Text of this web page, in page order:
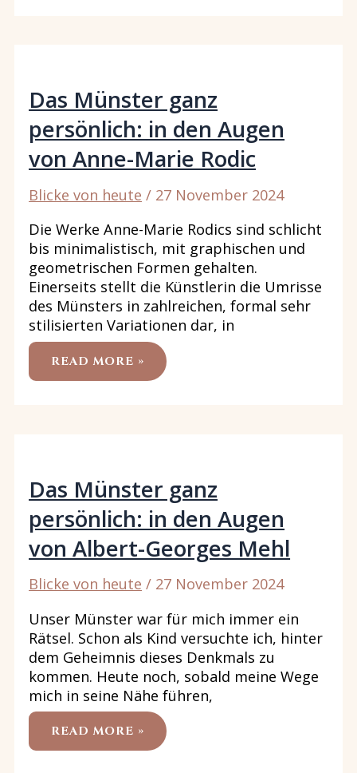
RÜHMEN
Das Münster ganz
persönlich: in den Augen
von Anne-Marie Rodic
Blicke von heute / 27 November 2024
Die Werke Anne-Marie Rodics sind schlicht
bis minimalistisch, mit graphischen und
geometrischen Formen gehalten.
Einerseits stellt die Künstlerin die Umrisse
des Münsters in zahlreichen, formal sehr
stilisierten Variationen dar, in
DAS
MÜNSTER
READ MORE »
Das Münster ganz
persönlich: in den Augen
von Albert-Georges Mehl
Blicke von heute / 27 November 2024
Unser Münster war für mich immer ein
Rätsel. Schon als Kind versuchte ich, hinter
dem Geheimnis dieses Denkmals zu
kommen. Heute noch, sobald meine Wege
mich in seine Nähe führen,
DAS
MÜNSTER
READ MORE »